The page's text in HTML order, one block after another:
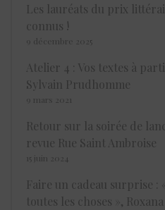
Les lauréats du prix
connus !
9 décembre 2025
Atelier 4 : Vos textes à
Sylvain Prudhomme
9 mars 2021
Retour sur la soirée de
revue Rue Saint Ambroise
15 juin 2024
Faire un cadeau surprise :
toutes les choses »,